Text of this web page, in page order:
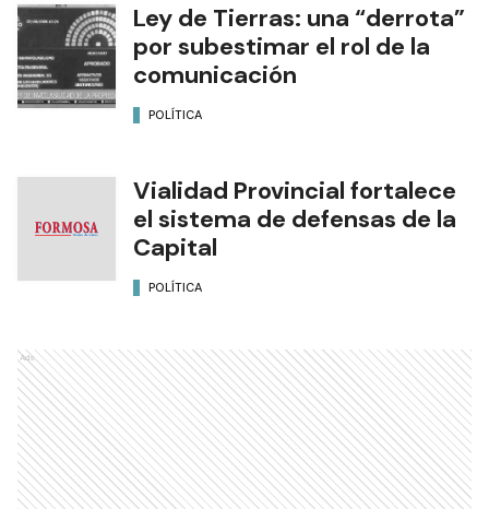
Ley de Tierras: una “derrota”
por subestimar el rol de la
comunicación
POLÍTICA
Vialidad Provincial fortalece
el sistema de defensas de la
Capital
POLÍTICA
Ads